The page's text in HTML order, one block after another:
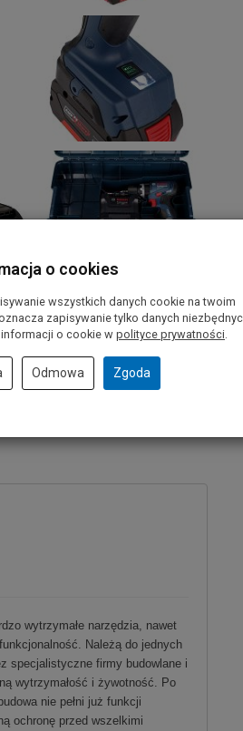
wytrzymałe narzędzia, nawet
Należą do jednych
specjalistyczne firmy budowlane i
wytrzymałość i żywotność. Po
nie pełni już funkcji
ochronę przed wszelkimi
o cookies
wszystkich danych cookie na twoim
zapisywanie tylko danych
o cookie w polityce prywatności.
Odmowa Zgoda